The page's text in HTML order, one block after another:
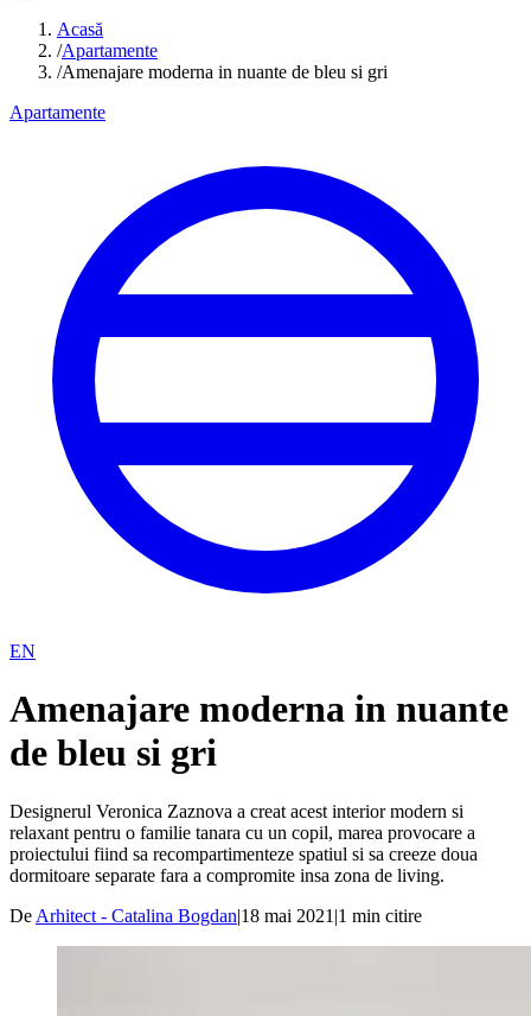
Acasă
/Apartamente
/Amenajare moderna in nuante de bleu si gri
Apartamente
EN
Amenajare moderna in nuante
de bleu si gri
Designerul Veronica Zaznova a creat acest interior modern si
relaxant pentru o familie tanara cu un copil, marea provocare a
proiectului fiind sa recompartimenteze spatiul si sa creeze doua
dormitoare separate fara a compromite insa zona de living.
De Arhitect - Catalina Bogdan|18 mai 2021 |1 min citire